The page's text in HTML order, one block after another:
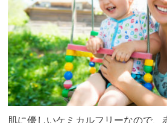
肌に優しいケミカルフリーなので、